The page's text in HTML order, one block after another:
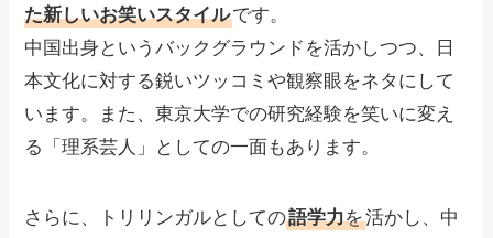
た新しいお笑いスタイルです。
中国出身というバックグラウンドを活かしつつ、日
本文化に対する鋭いツッコミや観察眼をネタにして
います。また、東京大学での研究経験を笑いに変え
る「理系芸人」としての一面もあります。
さらに、トリリンガルとしての語学力を活かし、中